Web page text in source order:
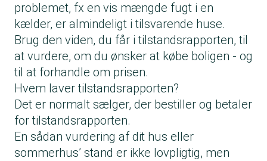
problemet, fx en vis mængde fugt i en
kælder, er almindeligt i tilsvarende huse.
Brug den viden, du får i tilstandsrapporten, til
at vurdere, om du ønsker at købe boligen - og
til at forhandle om prisen.
Hvem laver tilstandsrapporten?
Det er normalt sælger, der bestiller og betaler
for tilstandsrapporten.
En sådan vurdering af dit hus eller
sommerhus’ stand er ikke lovpligtig, men